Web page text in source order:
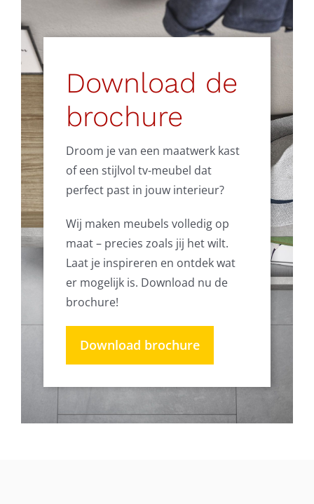
Download de
brochure
Droom je van een maatwerk kast
of een stijlvol tv-meubel dat
perfect past in jouw interieur?
Wij maken meubels volledig op
maat – precies zoals jij het wilt.
Laat je inspireren en ontdek wat
er mogelijk is. Download nu de
brochure!
Download brochure